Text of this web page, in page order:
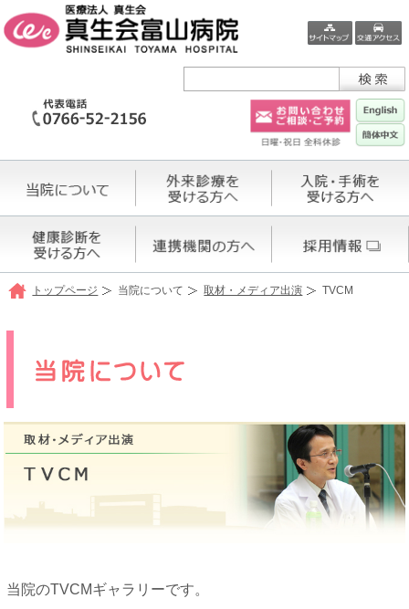
トップページ 当院について 取材・メディア出演 TVCM
当院のTVCMギャラリーです。